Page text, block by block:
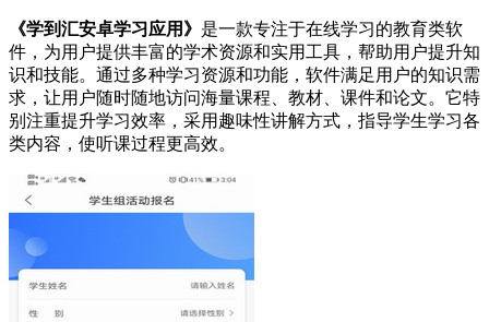
《学到汇安卓学习应用》 是一款专注于在线学习的教育类软
件，为用户提供丰富的学术资源和实用工具，帮助用户提升知
识和技能。通过多种学习资源和功能，软件满足用户的知识需
求，让用户随时随地访问海量课程、教材、课件和论文。它特
别注重提升学习效率，采用趣味性讲解方式，指导学生学习各
类内容，使听课过程更高效。